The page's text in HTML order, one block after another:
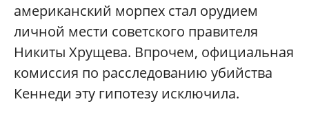
американский морпех стал орудием
личной мести советского правителя
Никиты Хрущева. Впрочем, официальная
комиссия по расследованию убийства
Кеннеди эту гипотезу исключила.